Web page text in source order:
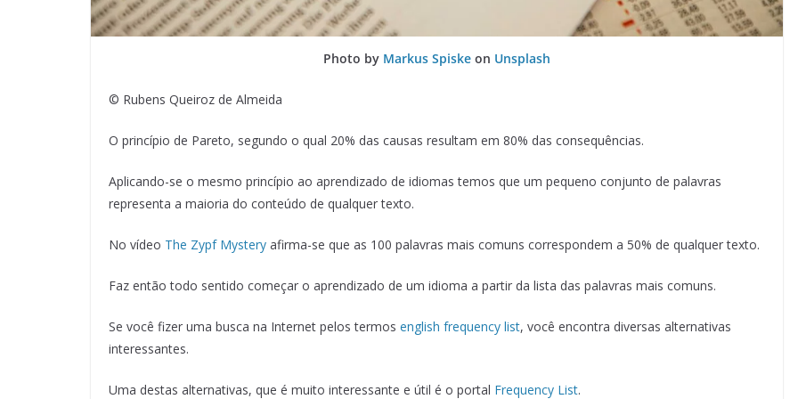
Photo by Markus Spiske on Unsplash
© Rubens Queiroz de Almeida
O princípio de Pareto, segundo o qual 20% das causas resultam em 80% das consequências.
Aplicando-se o mesmo princípio ao aprendizado de idiomas temos que um pequeno conjunto de palavras
representa a maioria do conteúdo de qualquer texto.
No vídeo The Zypf Mystery afirma-se que as 100 palavras mais comuns correspondem a 50% de qualquer texto.
Faz então todo sentido começar o aprendizado de um idioma a partir da lista das palavras mais comuns.
Se você fizer uma busca na Internet pelos termos english frequency list, você encontra diversas alternativas
interessantes.
Uma destas alternativas, que é muito interessante e útil é o portal Frequency List.